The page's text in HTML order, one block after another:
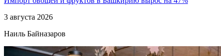
3 августа 2026
Наиль Байназаров